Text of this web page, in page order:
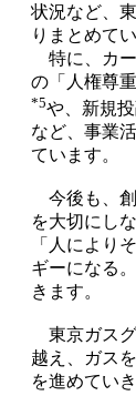
状況など、
りまとめてい
特に、カー
の「人権尊
*5や、新規
など、事業
ています。
今後も、創
を大切にし
「人により
ギーになる
きます。
東京ガスグ
越え、ガス
を進めていき